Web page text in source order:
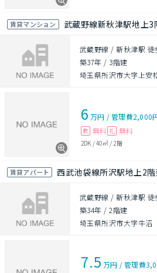
賃貸マンション 武蔵野線新秋津駅地上
武蔵野線 / 新秋津駅 徒
築37年 / 3階建
埼玉県所沢市大字上安
6 万円 /管理費2,000
敷 無料 礼 無料
2DK /40㎡/ 2階
賃貸アパート 西武池袋線所沢駅地上2
武蔵野線 / 新秋津駅 徒
築34年 /2階建
埼玉県所沢市大字牛沼
7.5 万円 /管理費